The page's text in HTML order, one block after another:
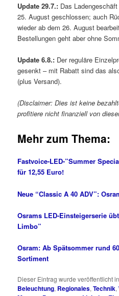
Update 29.7.: Das
25. August geschlossen; auch
wieder ab dem 26. August
Bestellungen geht aber ohne
Update 6.8.: Der reguläre
gesenkt – mit Rabatt sind das
(plus Versand).
(Disclaimer: Dies ist keine
profitiere nicht finanziell von
Mehr zum Thema:
Fastvoice-LED-”Summer
für 12,55 Euro!
Neue “Classic A 40 ADV”:
Osrams LED-Einsteigerserie
Limbo”
Osram: Ab Spätsommer rund
Sortiment
Dieser Eintrag wurde veröffentlicht
Beleuchtung, Regionales,Technik,